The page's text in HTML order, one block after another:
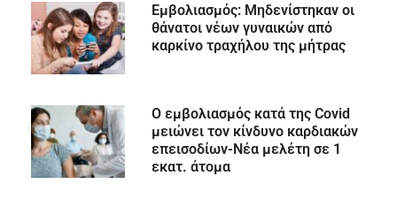
Εμβολιασμός: Μηδενίστηκαν οι
θάνατοι νέων γυναικών από
καρκίνο τραχήλου της μήτρας
Ο εμβολιασμός κατά της Covid
μειώνει τον κίνδυνο καρδιακών
επεισοδίων-Νέα μελέτη σε 1
εκατ. άτομα